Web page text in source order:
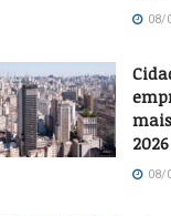
08/
2026
08/